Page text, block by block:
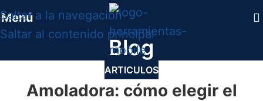
Saltar a la navegación
Saltar al contenido principal
Menú
Blog
ARTICULOS
Amoladora: cómo elegir el